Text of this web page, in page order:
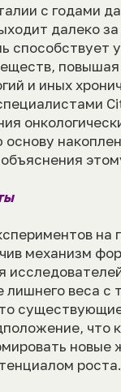
с годами
далеко
способствует
и иных
механизм
лишнего веса
что
новые
роста.